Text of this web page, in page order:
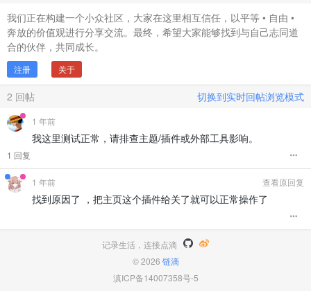
我们正在构建一个小众社区，大家在这里相互信任，以平等 • 自由 •
奔放的价值观进行分享交流。最终，希望大家能够找到与自己志同道
合的伙伴，共同成长。
注册 关于
2 回帖 切换到实时回帖浏览模式
1 年前
我这里测试正常，请排查主题/插件或外部工具影响。
1 回复
1 年前 查看原回复
找到原因了 ，把主页这个插件给关了就可以正常操作了
记录生活，连接点滴
© 2026 链滴
滇ICP备14007358号-5